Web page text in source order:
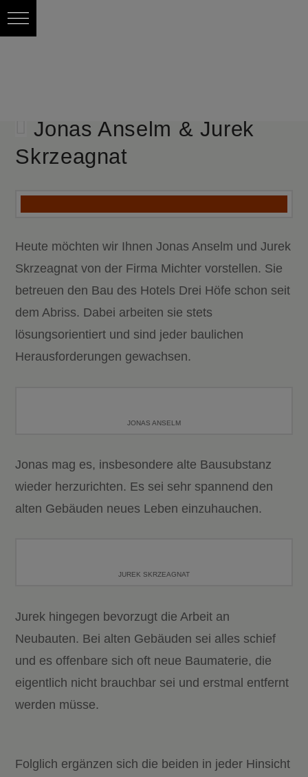
Jonas Anselm & Jurek
Skrzeagnat
Heute möchten wir Ihnen Jonas Anselm und Jurek
Skrzeagnat von der Firma Michter vorstellen. Sie
betreuen den Bau des Hotels Drei Höfe schon seit
dem Abriss. Dabei arbeiten sie stets
lösungsorientiert und sind jeder baulichen
Herausforderungen gewachsen.
JONAS ANSELM
Jonas mag es, insbesondere alte Bausubstanz
wieder herzurichten. Es sei sehr spannend den
alten Gebäuden neues Leben einzuhauchen.
JUREK SKRZEAGNAT
Jurek hingegen bevorzugt die Arbeit an
Neubauten. Bei alten Gebäuden sei alles schief
und es offenbare sich oft neue Baumaterie, die
eigentlich nicht brauchbar sei und erstmal entfernt
werden müsse.
Folglich ergänzen sich die beiden in jeder Hinsicht